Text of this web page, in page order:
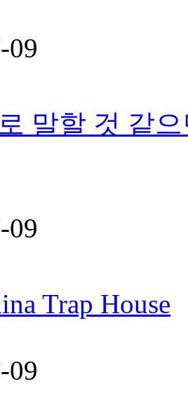
09
말할 것 같
09
Trap House
09